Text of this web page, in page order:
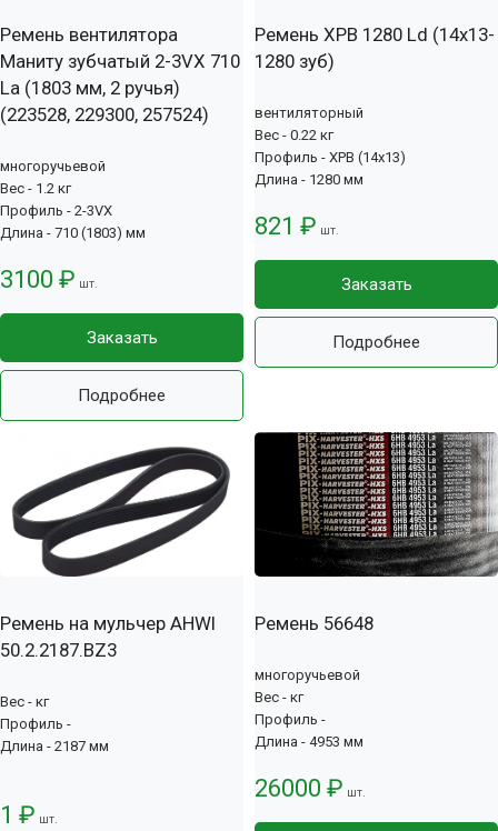
Ремень вентилятора
Маниту зубчатый 2-3VX 710
La (1803 мм, 2 ручья)
(223528, 229300, 257524)
многоручьевой
Вес - 1.2 кг
Профиль - 2-3VX
Длина - 710 (1803) мм
3100 ₽ шт.
Заказать
Подробнее
Ремень XPB 1280 Ld (14х13-
1280 зуб)
вентиляторный
Вес - 0.22 кг
Профиль - XPB (14x13)
Длина - 1280 мм
821 ₽ шт.
Заказать
Подробнее
Ремень на мульчер AHWI
50.2.2187.BZ3
Вес - кг
Профиль -
Длина - 2187 мм
1 ₽ шт.
Ремень 56648
многоручьевой
Вес - кг
Профиль -
Длина - 4953 мм
26000 ₽ шт.